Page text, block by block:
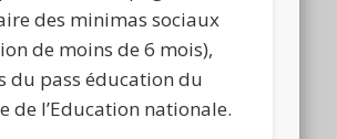
des minimas sociaux
de moins de 6 mois),
du pass éducation du
de l’Education nationale.